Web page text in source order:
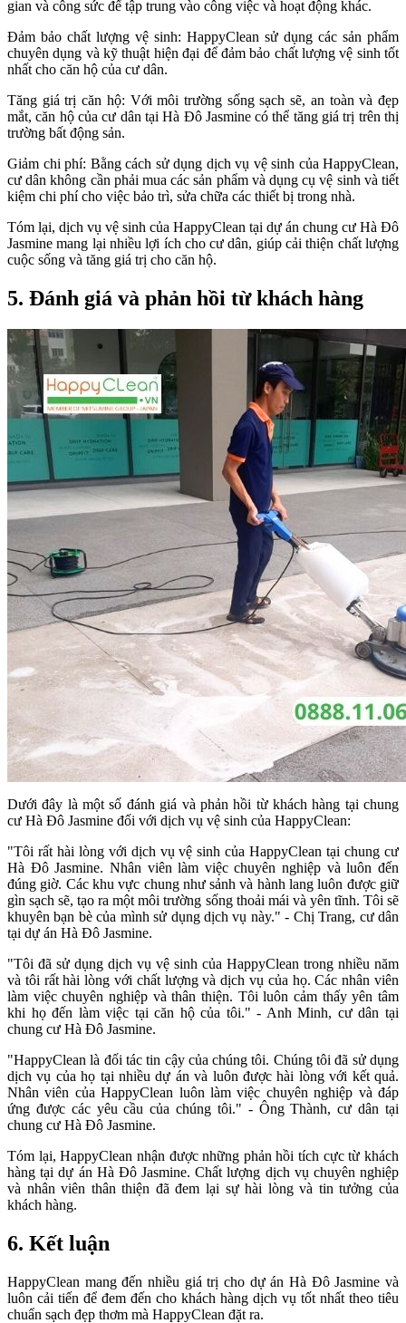
gian và công sức để tập trung vào công việc và hoạt động khác.
Đảm bảo chất lượng vệ sinh: HappyClean sử dụng các sản phẩm
chuyên dụng và kỹ thuật hiện đại để đảm bảo chất lượng vệ sinh tốt
nhất cho căn hộ của cư dân.
Tăng giá trị căn hộ: Với môi trường sống sạch sẽ, an toàn và đẹp
mắt, căn hộ của cư dân tại Hà Đô Jasmine có thể tăng giá trị trên thị
trường bất động sản.
Giảm chi phí: Bằng cách sử dụng dịch vụ vệ sinh của HappyClean,
cư dân không cần phải mua các sản phẩm và dụng cụ vệ sinh và tiết
kiệm chi phí cho việc bảo trì, sửa chữa các thiết bị trong nhà.
Tóm lại, dịch vụ vệ sinh của HappyClean tại dự án chung cư Hà Đô
Jasmine mang lại nhiều lợi ích cho cư dân, giúp cải thiện chất lượng
cuộc sống và tăng giá trị cho căn hộ.
5. Đánh giá và phản hồi từ khách hàng
Dưới đây là một số đánh giá và phản hồi từ khách hàng tại chung
cư Hà Đô Jasmine đối với dịch vụ vệ sinh của HappyClean:
"Tôi rất hài lòng với dịch vụ vệ sinh của HappyClean tại chung cư
Hà Đô Jasmine. Nhân viên làm việc chuyên nghiệp và luôn đến
đúng giờ. Các khu vực chung như sảnh và hành lang luôn được giữ
gìn sạch sẽ, tạo ra một môi trường sống thoải mái và yên tĩnh. Tôi sẽ
khuyên bạn bè của mình sử dụng dịch vụ này." - Chị Trang, cư dân
tại dự án Hà Đô Jasmine.
"Tôi đã sử dụng dịch vụ vệ sinh của HappyClean trong nhiều năm
và tôi rất hài lòng với chất lượng và dịch vụ của họ. Các nhân viên
làm việc chuyên nghiệp và thân thiện. Tôi luôn cảm thấy yên tâm
khi họ đến làm việc tại căn hộ của tôi." - Anh Minh, cư dân tại
chung cư Hà Đô Jasmine.
"HappyClean là đối tác tin cậy của chúng tôi. Chúng tôi đã sử dụng
dịch vụ của họ tại nhiều dự án và luôn được hài lòng với kết quả.
Nhân viên của HappyClean luôn làm việc chuyên nghiệp và đáp
ứng được các yêu cầu của chúng tôi." - Ông Thành, cư dân tại
chung cư Hà Đô Jasmine.
Tóm lại, HappyClean nhận được những phản hồi tích cực từ khách
hàng tại dự án Hà Đô Jasmine. Chất lượng dịch vụ chuyên nghiệp
và nhân viên thân thiện đã đem lại sự hài lòng và tin tưởng của
khách hàng.
6. Kết luận
HappyClean mang đến nhiều giá trị cho dự án Hà Đô Jasmine và
luôn cải tiến để đem đến cho khách hàng dịch vụ tốt nhất theo tiêu
chuẩn sạch đẹp thơm mà HappyClean đặt ra.